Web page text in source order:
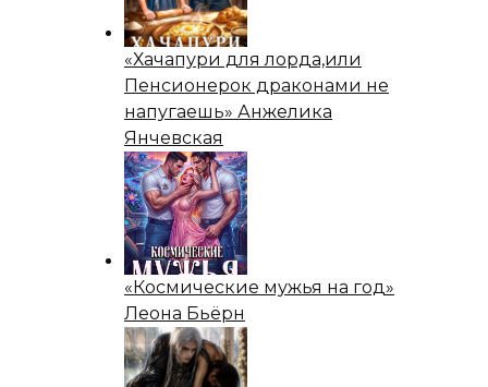
«Хачапури для лорда,или
Пенсионерок драконами не
напугаешь» Анжелика
Янчевская
«Космические мужья на год»
Леона Бьёрн